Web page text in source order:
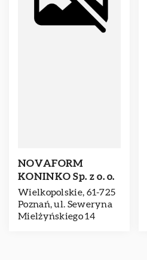
NOVAFORM
KONINKO Sp. z o. o.
Wielkopolskie, 61-725
Poznań, ul. Seweryna
Mielżyńskiego 14